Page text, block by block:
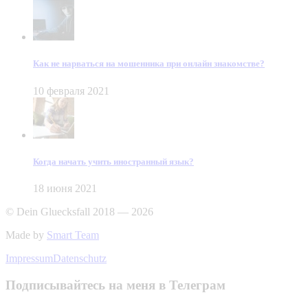
Как не нарваться на мошенника при онлайн знакомстве?
10 февраля 2021
Когда начать учить иностранный язык?
18 июня 2021
© Dein Gluecksfall 2018 — 2026
Made by Smart Team
ImpressumDatenschutz
Подписывайтесь на меня в Телеграм